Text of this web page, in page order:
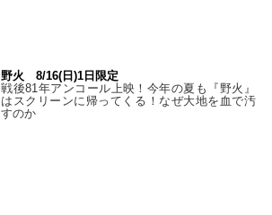
野火 8/16(日)1日限定
戦後81年アンコール上映！今年の夏も『野火』
はスクリーンに帰ってくる！なぜ大地を血で汚
すのか